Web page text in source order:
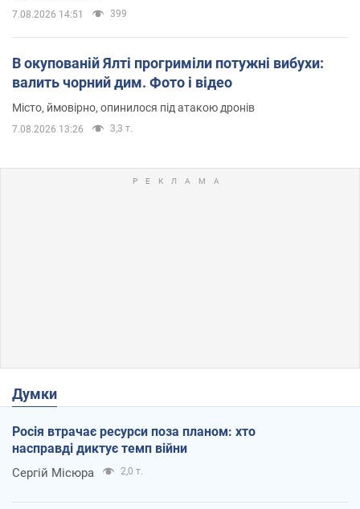
7.08.2026 14:51 399
В окупованій Ялті прогриміли потужні вибухи:
валить чорний дим. Фото і відео
Місто, ймовірно, опинилося під атакою дронів
7.08.2026 13:26 3,3 т.
Думки
Росія втрачає ресурси поза планом: хто
насправді диктує темп війни
Сергій Місюра 2,0 т.